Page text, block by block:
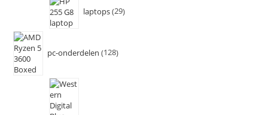
laptops 29
pc-onderdelen 128